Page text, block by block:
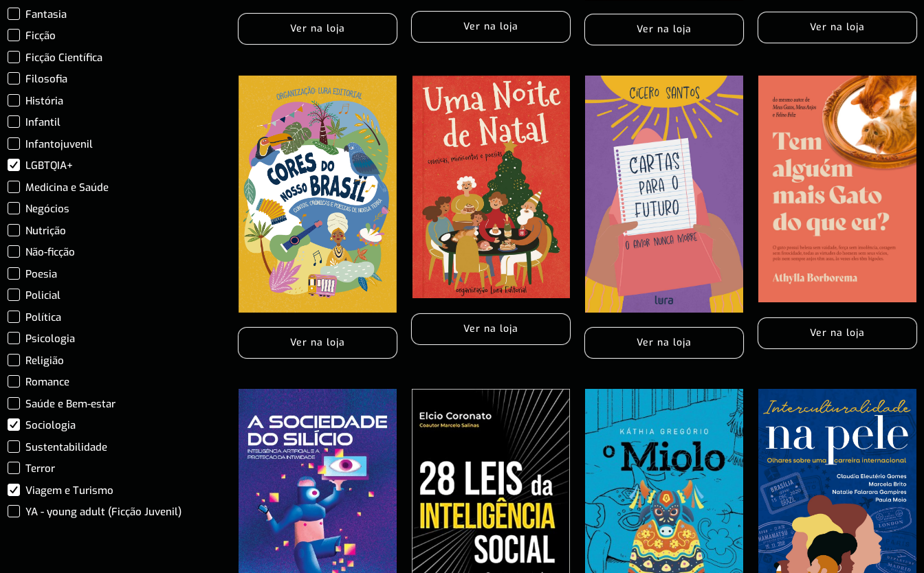
Fantasia
Ficção
Ficção Científica
Filosofia
História
Infantil
Infantojuvenil
LGBTQIA+
Medicina e Saúde
Negócios
Nutrição
Não-ficção
Poesia
Policial
Política
Psicologia
Religião
Romance
Saúde e Bem-estar
Sociologia
Sustentabilidade
Terror
Viagem e Turismo
YA - young adult (Ficção Juvenil)
Ver na loja Ver na loja Ver na loja Ver na loja
Ver na loja
Ver na loja
Ver na loja
Ver na loja